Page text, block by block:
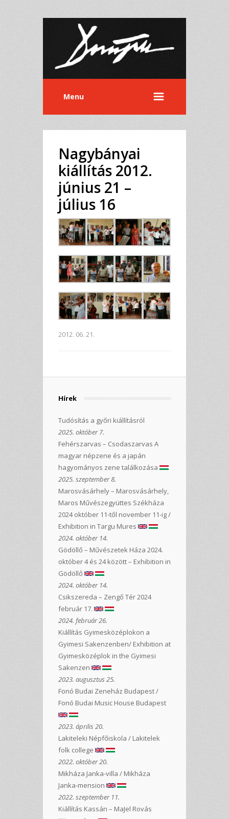
Menu
Nagybányai
kiállítás 2012.
június 21 –
július 16
2012. 06. 21.
Hírek
Tudósítás a győri kiállításról
2025. október 7.
Fehérszarvas – Csodaszarvas A
magyar népzene és a japán
hagyományos zene találkozása
2025. szeptember 8.
Marosvásárhely – Marosvásárhely,
Maros Művészegyüttes Székháza
2024 október 11-től november 11-ig /
Exhibition in Targu Mures
2024. október 14.
Gödöllő – Művészetek Háza 2024.
október 4 és 24 között – Exhibition in
Gödöllő
2024. október 14.
Csikszereda – Zengő Tér 2024
február 17.
2024. február 26.
Kiállítás Gyimesközéplokon a
Gyimesi Sakenzenben/ Exhibition at
Gyimesközéplok in the Gyimesi
Sakenzen
2023. augusztus 25.
Fonó Budai Zeneház Budapest /
Fonó Budai Music House Budapest
2023. április 20.
Lakiteleki Népfőiskola / Lakitelek
folk college
2022. október 20.
Mikháza Janka-villa / Mikháza
Janka-mension
2022. szeptember 11.
Kiállítás Kassán – MaJel Rovás